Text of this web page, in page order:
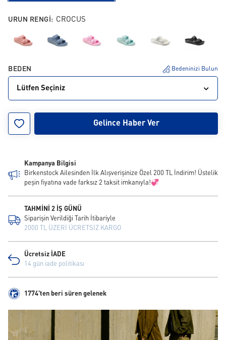
URUN RENGI: CROCUS
BEDEN Bedeninizi Bulun
Lütfen Seçiniz
Gelince Haber Ver
Kampanya Bilgisi
Birkenstock Ailesinden İlk Alışverişinize Özel 200 TL İndirim! Üstelik
peşin fiyatına vade farksız 2 taksit imkanıyla!💞
TAHMİNİ 2 İŞ GÜNÜ
Siparişin Verildiği Tarih İtibariyle
2000 TL ÜZERİ ÜCRETSİZ KARGO
Ücretsiz İADE
14 gün iade politikası
1774'ten beri süren gelenek